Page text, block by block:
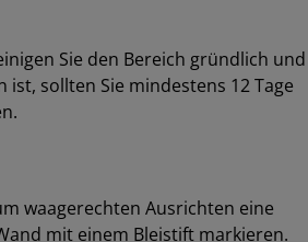
Sie den Bereich gründlich und
sollten Sie mindestens 12 Tage
waagerechten Ausrichten eine
mit einem Bleistift markieren.